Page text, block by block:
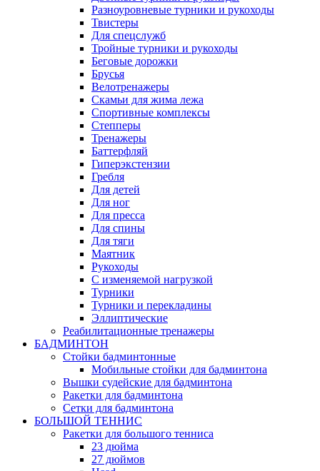
Разноуровневые турники и рукоходы
Твистеры
Для спецслужб
Тройные турники и рукоходы
Беговые дорожки
Брусья
Велотренажеры
Скамьи для жима лежа
Спортивные комплексы
Степперы
Тренажеры
Баттерфляй
Гиперэкстензии
Гребля
Для детей
Для ног
Для пресса
Для спины
Для тяги
Маятник
Рукоходы
С изменяемой нагрузкой
Турники
Турники и перекладины
Эллиптические
Реабилитационные тренажеры
БАДМИНТОН
Стойки бадминтонные
Мобильные стойки для бадминтона
Вышки судейские для бадминтона
Ракетки для бадминтона
Сетки для бадминтона
БОЛЬШОЙ ТЕННИС
Ракетки для большого тенниса
23 дюйма
27 дюймов